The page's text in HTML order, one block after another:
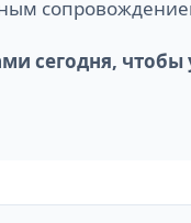
сегодня, чтобы